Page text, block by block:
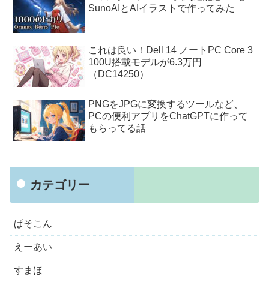
SunoAIとAIイラストで作ってみた
これは良い！Dell 14 ノートPC Core 3
100U搭載モデルが6.3万円
（DC14250）
PNGをJPGに変換するツールなど、
PCの便利アプリをChatGPTに作って
もらってる話
カテゴリー
ぱそこん
えーあい
すまほ